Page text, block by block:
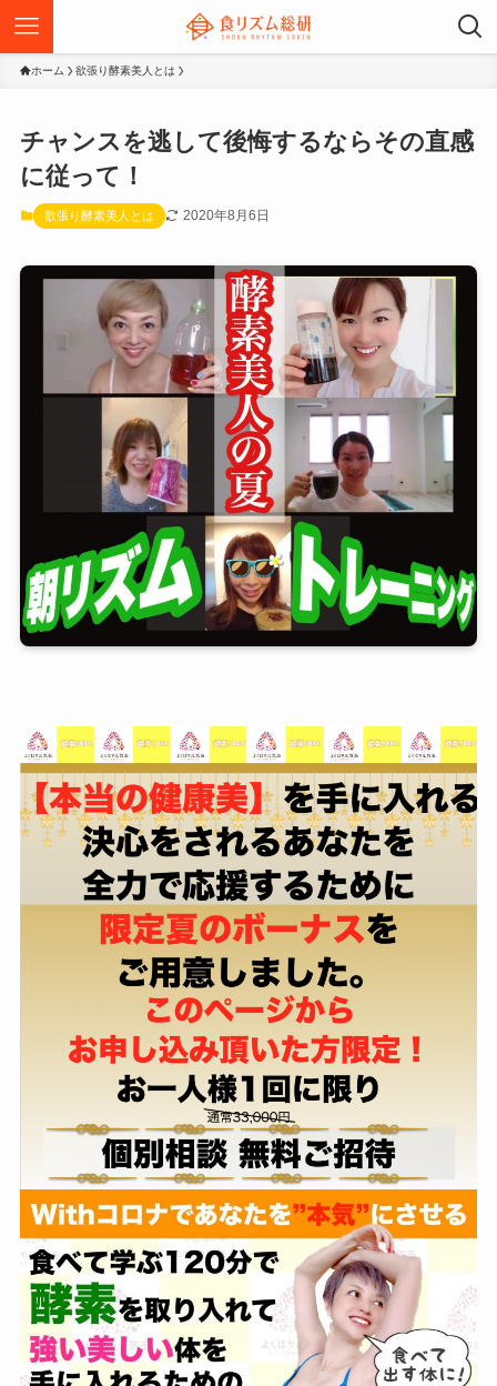
ホーム 欲張り酵素美人とは
チャンスを逃して後悔するならその直感
に従って！
欲張り酵素美人とは 2020年8月6日